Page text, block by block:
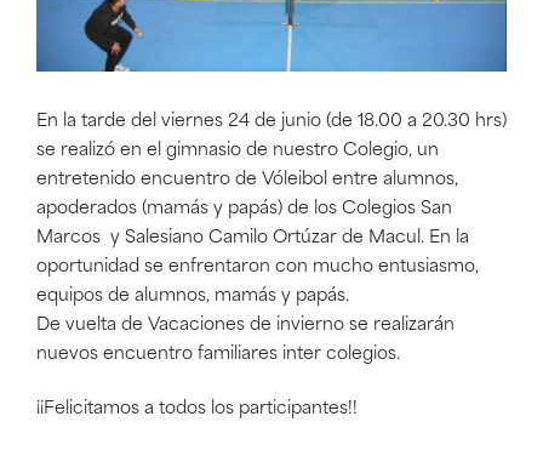
En la tarde del viernes 24 de junio (de 18.00 a 20.30 hrs)
se realizó en el gimnasio de nuestro Colegio, un
entretenido encuentro de Vóleibol entre alumnos,
apoderados (mamás y papás) de los Colegios San
Marcos y Salesiano Camilo Ortúzar de Macul. En la
oportunidad se enfrentaron con mucho entusiasmo,
equipos de alumnos, mamás y papás.
De vuelta de Vacaciones de invierno se realizarán
nuevos encuentro familiares inter colegios.
¡¡Felicitamos a todos los participantes!!